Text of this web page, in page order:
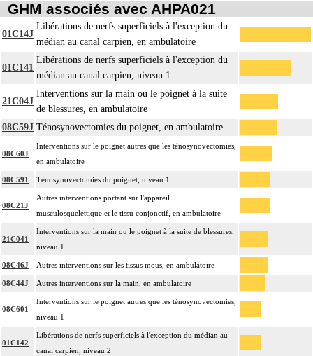
GHM associés avec AHPA021
01C14J
Libérations de nerfs superficiels à l'exception du
médian au canal carpien, en ambulatoire
01C141
Libérations de nerfs superficiels à l'exception du
médian au canal carpien, niveau 1
21C04J
Interventions sur la main ou le poignet à la suite
de blessures, en ambulatoire
08C59J Ténosynovectomies du poignet, en ambulatoire
08C60J
Interventions sur le poignet autres que les ténosynovectomies,
en ambulatoire
08C591 Ténosynovectomies du poignet, niveau 1
08C21J
Autres interventions portant sur l'appareil
musculosquelettique et le tissu conjonctif, en ambulatoire
21C041
Interventions sur la main ou le poignet à la suite de blessures,
niveau 1
08C46J Autres interventions sur les tissus mous, en ambulatoire
08C44J Autres interventions sur la main, en ambulatoire
08C601
Interventions sur le poignet autres que les ténosynovectomies,
niveau 1
01C142
Libérations de nerfs superficiels à l'exception du médian au
canal carpien, niveau 2